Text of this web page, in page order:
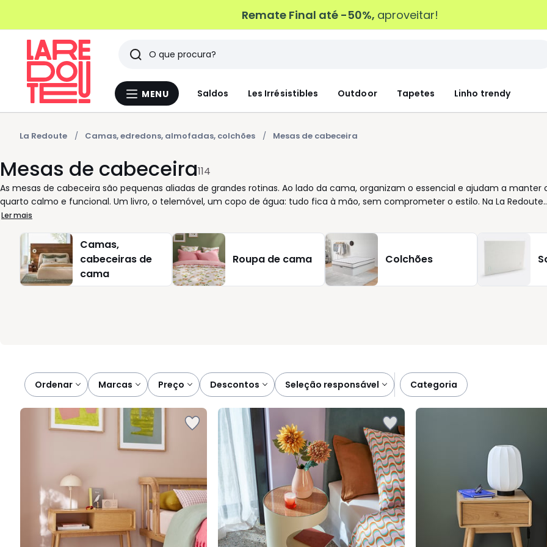
Remate Final até -50%, aproveitar!
Menu
MENU Saldos Les Irrésistibles Outdoor Tapetes Linho trendy
Pesquisar
Últimos
artigos
vistos
La Redoute Camas, edredons, almofadas, colchões Mesas de cabeceira
Mesas de cabeceira114
As mesas de cabeceira são pequenas aliadas de grandes rotinas. Ao lado da cama, organizam o essencial e ajudam a manter
quarto calmo e funcional. Um livro, o telemóvel, um copo de água: tudo fica à mão, sem comprometer o estilo. Na La Redoute,
cada mesa é pensada para se adaptar ao seu espaço e aos seus hábitos. Prefere linhas direitas ou formas mais suaves? Uma
conforto diário. A variedade de acabamentos permite harmonizar facilmente com a cabeceira e o restante mobiliário: madeira
em tom natural, carvalho intemporal, branco luminoso ou preto elegante. São opções que atravessam tendências e
funcionam em quartos grandes ou mais compactos. Considere também a altura em relação à cama e a capacidade de
arrumação. Detalhes simples que tornam a utilização mais prática desde a primeira noite. E com diferentes soluções de
Ler mais
Camas,
cabeceiras de
cama
Roupa de cama Colchões
Ordenar
marcas preço descontos seleção responsável categoria